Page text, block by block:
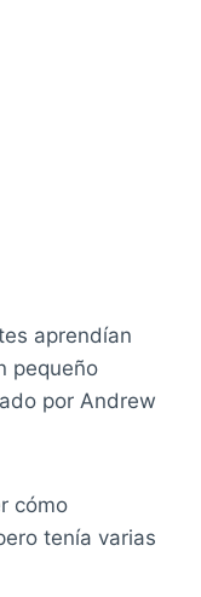
aprendían
pequeño
por Andrew
cómo
tenía varias